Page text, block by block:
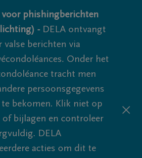
voor phishingberichten
- DELA ontvangt
valse berichten via
Onder het
tracht men
persoonsgegevens
bekomen. Klik niet op
of bijlagen en controleer
DELA
acties om dit te